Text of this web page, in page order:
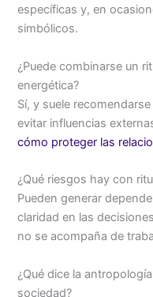
específicas y, en
simbólicos.
¿Puede combinarse un
energética?
Sí, y suele
evitar influencias
cómo proteger las
¿Qué riesgos hay con
Pueden generar
claridad en las
no se acompaña de
¿Qué dice la
sociedad?